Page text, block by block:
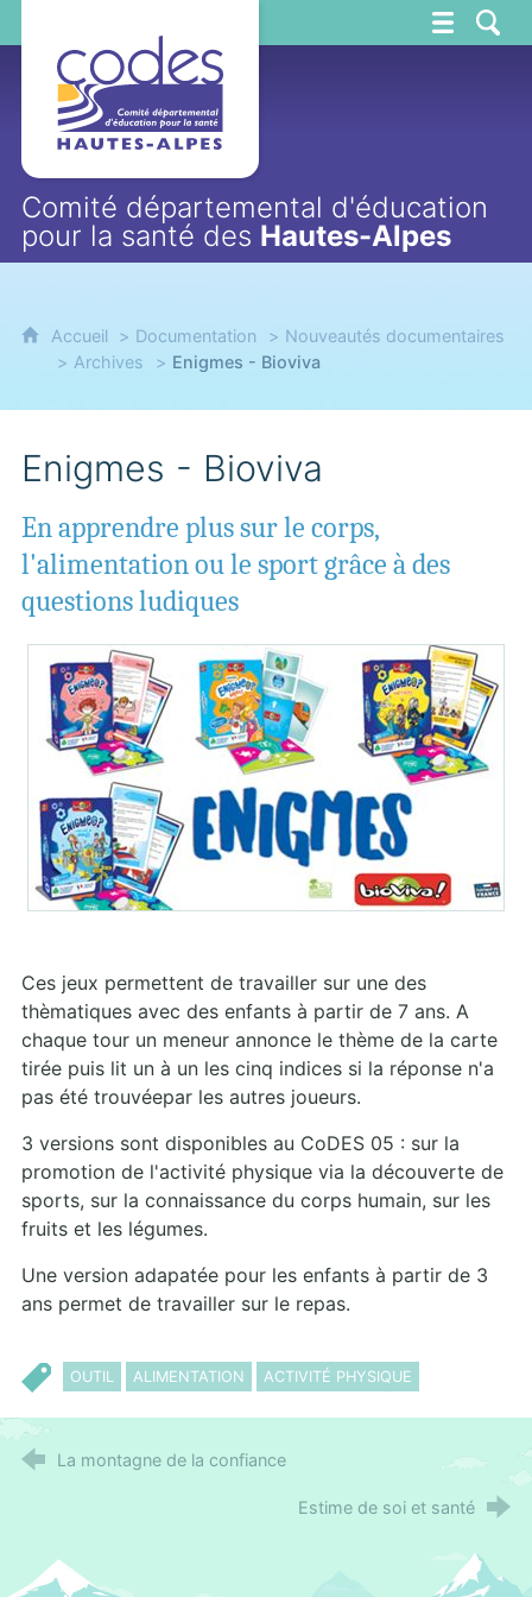
Comité départemental d'éducation
pour la santé des Hautes-Alpes
Accueil Documentation
Nouveautés documentaires
Archives
Enigmes - Bioviva
Enigmes - Bioviva
En apprendre plus sur le corps,
l'alimentation ou le sport grâce à des
questions ludiques
Ces jeux permettent de travailler sur une des
thèmatiques avec des enfants à partir de 7 ans. A
chaque tour un meneur annonce le thème de la carte
tirée puis lit un à un les cinq indices si la réponse n'a
pas été trouvéepar les autres joueurs.
3 versions sont disponibles au CoDES 05 : sur la
promotion de l'activité physique via la découverte de
sports, sur la connaissance du corps humain, sur les
fruits et les légumes.
Une version adapatée pour les enfants à partir de 3
ans permet de travailler sur le repas.
OUTIL ALIMENTATION ACTIVITÉ PHYSIQUE
La montagne de la confiance
Estime de soi et santé